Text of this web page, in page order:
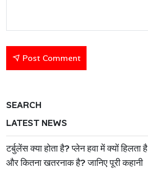
Post Comment
SEARCH
LATEST NEWS
टर्बुलेंस क्या होता है? प्लेन हवा में क्यों हिलता है
और कितना खतरनाक है? जानिए पूरी कहानी